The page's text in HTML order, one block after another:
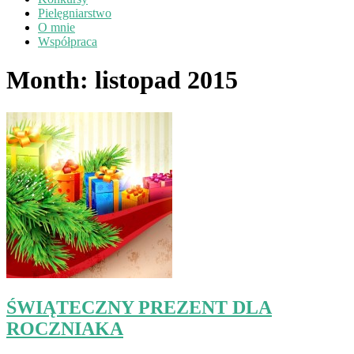
Pielęgniarstwo
O mnie
Współpraca
Month: listopad 2015
ŚWIĄTECZNY PREZENT DLA
ROCZNIAKA